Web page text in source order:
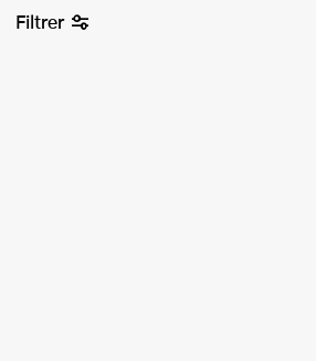
Filtrer